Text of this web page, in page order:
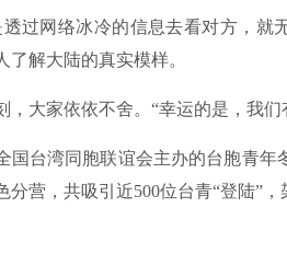
网络冰冷的信息去看对方，就无
了解大陆的真实模样。
家依依不舍。“幸运的是，我们
台湾同胞联谊会主办的台胞青年冬
分营，共吸引近500位台青“登陆”